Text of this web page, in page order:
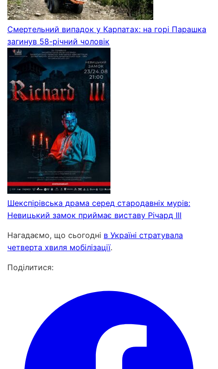
Смертельний випадок у Карпатах: на горі Парашка
загинув 58-річний чоловік
Шекспірівська драма серед стародавніх мурів:
Невицький замок приймає виставу Річард ІІІ
Нагадаємо, що сьогодні в Україні стратувала
четверта хвиля мобілізації.
Поділитися: